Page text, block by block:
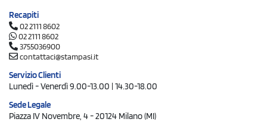
Recapiti
02 2111 8602
02 2111 8602
3755036900
contattaci@stampasi.it
Servizio Clienti
Lunedì - Venerdì 9.00-13.00 | 14.30-18.00
Sede Legale
Piazza IV Novembre, 4 - 20124 Milano (MI)